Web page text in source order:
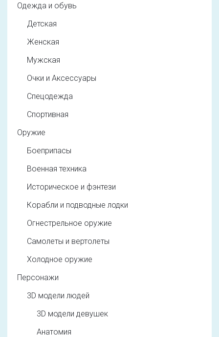
Одежда и обувь
Детская
Женская
Мужская
Очки и Аксессуары
Спецодежда
Спортивная
Оружие
Боеприпасы
Военная техника
Историческое и фэнтези
Корабли и подводные лодки
Огнестрельное оружие
Самолеты и вертолеты
Холодное оружие
Персонажи
3D модели людей
3D модели девушек
Анатомия